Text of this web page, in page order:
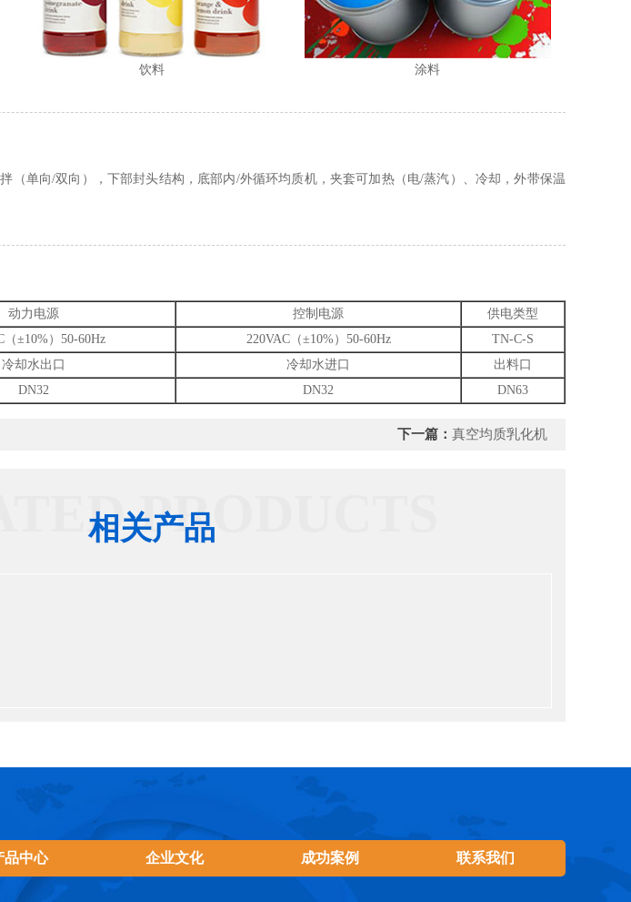
饮料 涂料
单向/双向），下部封头结构，底部内/外循环均质机，夹套可加热（电/蒸汽）、冷却，外带保温
动力电源 控制电源
供电类型
（±10%）50-60Hz 220VAC（±10%）50-60Hz
TN-C-S
冷却水出口 冷却水进口
出料口
DN32 DN32 DN63
下一篇： 真空均质乳化机
PRODUCTS
相关产品
品中心 企业文化 成功案例 联系我们